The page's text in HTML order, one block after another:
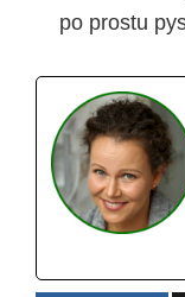
po prostu